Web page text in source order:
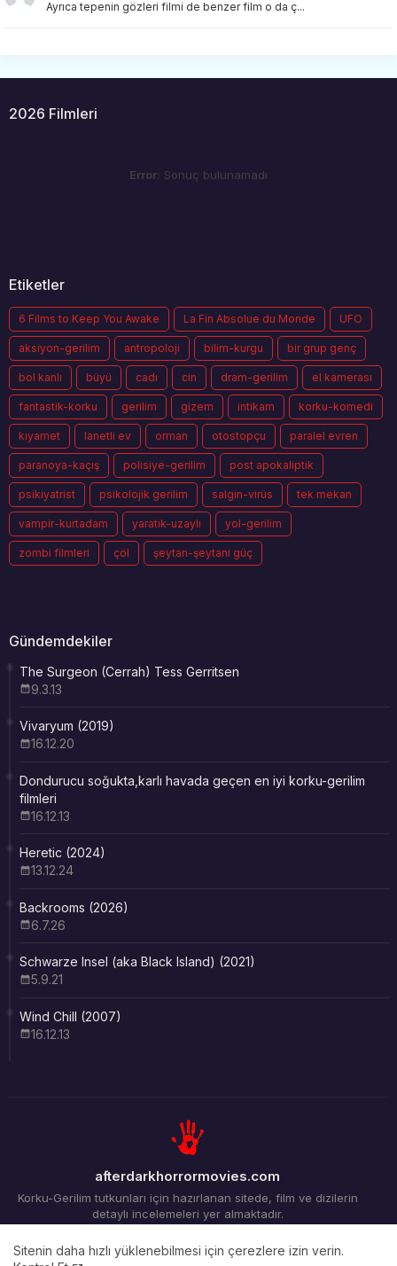
Ayrıca tepenin gözleri filmi de benzer film o da ç...
2026 Filmleri
Error: Sonuç bulunamadı
Etiketler
6 Films to Keep You Awake La Fin Absolue du Monde UFO
aksiyon-gerilim antropoloji bilim-kurgu bir grup genç
bol kanlı büyü cadı cin dram-gerilim el kamerası
fantastik-korku gerilim gizem intikam korku-komedi
kıyamet lanetli ev orman otostopçu paralel evren
paranoya-kaçış polisiye-gerilim post apokaliptik
psikiyatrist psikolojik gerilim salgın-virüs tek mekan
vampir-kurtadam yaratık-uzaylı yol-gerilim
zombi filmleri çöl şeytan-şeytani güç
Gündemdekiler
The Surgeon (Cerrah) Tess Gerritsen
9.3.13
Vivaryum (2019)
16.12.20
Dondurucu soğukta,karlı havada geçen en iyi korku-gerilim
filmleri
16.12.13
Heretic (2024)
13.12.24
Backrooms (2026)
6.7.26
Schwarze Insel (aka Black Island) (2021)
5.9.21
Wind Chill (2007)
16.12.13
afterdarkhorrormovies.com
Korku-Gerilim tutkunları için hazırlanan sitede, film ve dizilerin
detaylı incelemeleri yer almaktadır.
Sitenin daha hızlı yüklenebilmesi için çerezlere izin verin.